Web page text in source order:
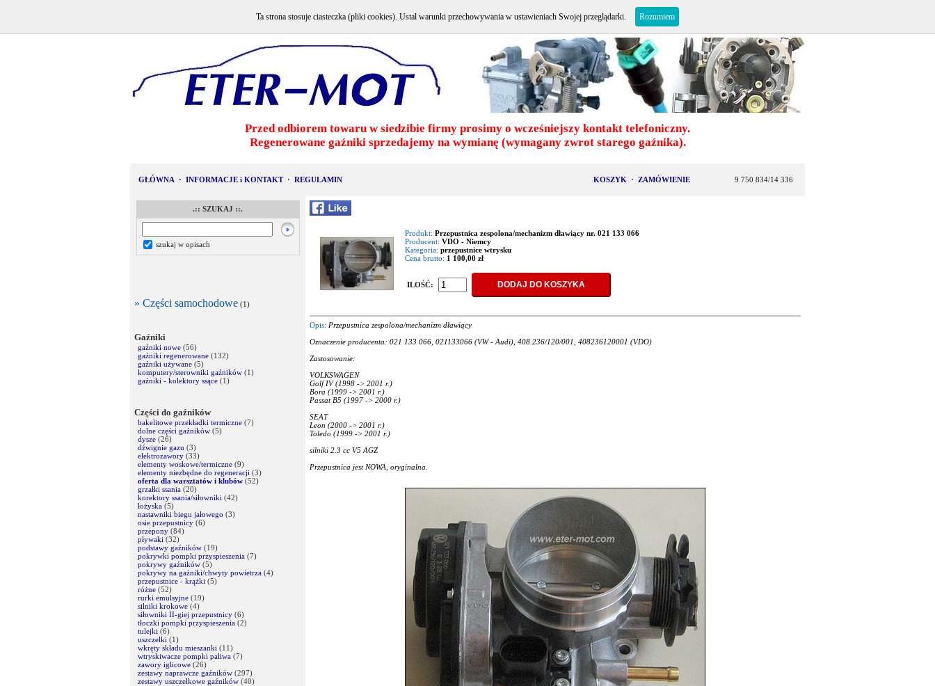
Przed odbiorem towaru w siedzibie firmy prosimy o wcześniejszy kontakt telefoniczny.
Regenerowane gaźniki sprzedajemy na wymianę (wymagany zwrot starego gaźnika).
GŁÓWNA · INFORMACJE i KONTAKT · REGULAMIN KOSZYK · ZAMÓWIENIE 9 750 834/14 336
.:: SZUKAJ ::.
szukaj w opisach
» Części samochodowe (1)
Gaźniki
gaźniki nowe (56)
gaźniki regenerowane (132)
gaźniki używane (5)
komputery/sterowniki gaźników (1)
gaźniki - kolektory ssące (1)
Części do gaźników
bakelitowe przekładki termiczne (7)
dolne części gaźników (5)
dysze (26)
dźwignie gazu (3)
elektrozawory (33)
elementy woskowe/termiczne (9)
elementy niezbędne do regeneracji (3)
oferta dla warsztatów i klubów (52)
grzałki ssania (20)
korektory ssania/siłowniki (42)
łożyska (5)
nastawniki biegu jałowego (3)
osie przepustnicy (6)
przepony (84)
pływaki (32)
podstawy gaźników (19)
pokrywki pompki przyspieszenia (7)
pokrywy gaźników (5)
pokrywy na gaźniki/chwyty powietrza (4)
przepustnice - krążki (5)
różne (52)
rurki emulsyjne (19)
silniki krokowe (4)
siłowniki II-giej przepustnicy (6)
tłoczki pompki przyspieszenia (2)
tulejki (6)
uszczelki (1)
wkręty składu mieszanki (11)
wtryskiwacze pompki paliwa (7)
zawory iglicowe (26)
zestawy naprawcze gaźników (297)
zestawy uszczelkowe gaźników (40)
Produkt: Przepustnica zespolona/mechanizm dławiący nr. 021 133 066
Producent: VDO - Niemcy
Kategoria: przepustnice wtrysku
Cena brutto: 1 100,00 zł
ILOŚĆ:
Opis: Przepustnica zespolona/mechanizm dławiący
Oznaczenie producenta: 021 133 066, 021133066 (VW - Audi), 408.236/120/001, 408236120001 (VDO)
Zastosowanie:
VOLKSWAGEN
Golf IV (1998 -> 2001 r.)
Bora (1999 -> 2001 r.)
Passat B5 (1997 -> 2000 r.)
SEAT
Leon (2000 -> 2001 r.)
Toledo (1999 -> 2001 r.)
silniki 2.3 cc V5 AGZ
Przepustnica jest NOWA, oryginalna.
Ta strona stosuje ciasteczka (pliki cookies). Ustal warunki przechowywania w ustawieniach Swojej przeglądarki. Rozumiem